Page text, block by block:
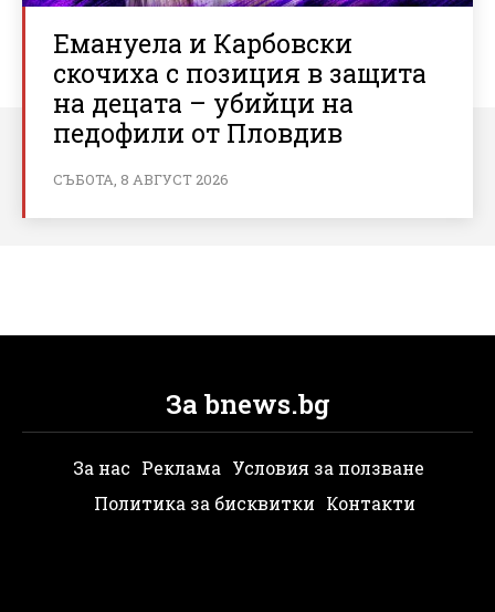
Емануела и Карбовски
скочиха с позиция в защита
на децата – убийци на
педофили от Пловдив
СЪБОТА, 8 АВГУСТ 2026
За bnews.bg
За нас Реклама Условия за ползване
Политика за бисквитки Контакти